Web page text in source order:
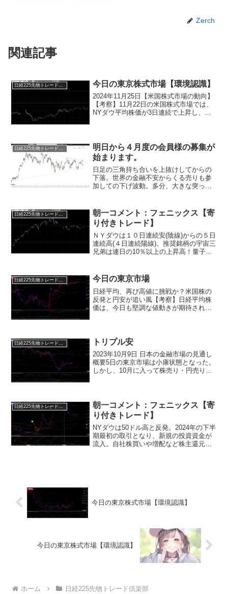
Zerch
関連記事
日経225先物トレード倶楽部 今日の東京株式市場【環境認識】
2024年11月25日【米国株式市場の動向】
【考察】11月22日の米国株式市場では、
NYダウ平均株価が3日連続で上昇し、前
明日から４月度の会員様の募集が
始まります。
日足の三角持ち合いを上抜けしてからの
下落。世界の金融不安からくる売りも参
加しての下げ波動。多分、大きな突っ込
必須です。3月21－22日開催の連邦公開市
場委員会（FOMC...
日経225先物トレード倶楽部
朝一コメント：フェニックス【寄
り付きトレード】
ＮＹダウは１０日連続安(陰線)からの５日
連続高(４日連続陽線)。推奨銘柄の宇宙三
兄弟は連日の10％以上の上昇高！量子コ
Ｒ関連株も上げてきています。クリスマ
スラリーという...
日経225先物トレード倶楽部 今日の東京市場
日経平均、再び高値に挑戦か？米国株の
反発と円安が追い風【考察】日経平均株
価は、今日も堅調な値動きが期待されま
要３指数は上昇しました。...
日経225先物トレード倶楽部 トリプル安
2023年10月9日 日本の金融市場の見通し
概要5日の東京市場は小康状態となった。
しかし、10月に入って株売り・円売り・
源は米長...
朝一コメント：フェニックス【寄
り付きトレード】
NYダウは50ドル高と反発。2024年の下半
期最初の取引となり、新規の投資資金が
流入。自社株買いや増配など株主還元を
今日の東京株式市場【環境認識】
今日の東京株式市場【環境認識】
ホーム 日経225先物トレード倶楽部